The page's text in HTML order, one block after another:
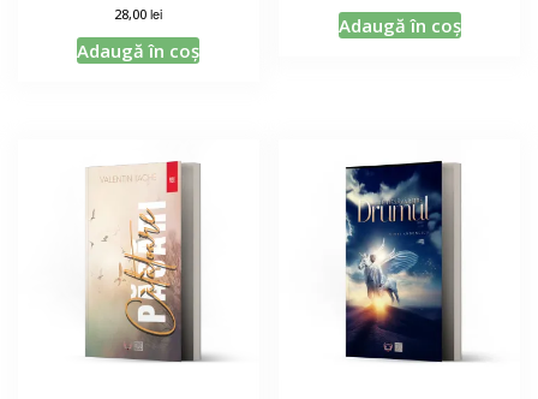
28,00lei
Adaugă în coș
Adaugă în coș